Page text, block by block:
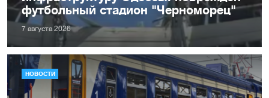
футбольный стадион "Черноморец"
7 августа 2026
НОВОСТИ